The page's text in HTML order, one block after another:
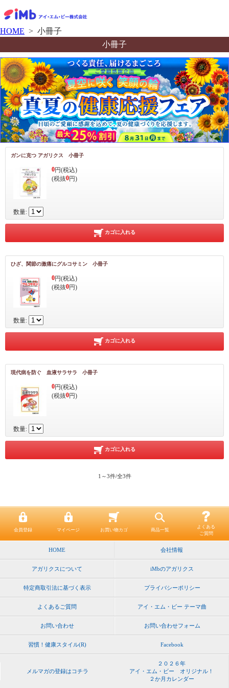
HOME > 小冊子
小冊子
ガンに克つ アガリクス 小冊子
0円(税込)
(税抜0円)
数量:
カゴに入れる
ひざ、関節の激痛にグルコサミン 小冊子
0円(税込)
(税抜0円)
数量:
カゴに入れる
現代病を防ぐ 血液サラサラ 小冊子
0円(税込)
(税抜0円)
数量:
カゴに入れる
1～3件/全3件
会員登録 マイページ お買い物カゴ 商品一覧
よくある
ご質問
HOME 会社情報
アガリクスについて iMbのアガリクス
特定商取引法に基づく表示 プライバシーポリシー
よくあるご質問 アイ・エム・ビー テーマ曲
お問い合わせ お問い合わせフォーム
習慣！健康スタイル(R) Facebook
メルマガの登録はコチラ
２０２６年
アイ・エム・ビー オリジナル！
２か月カレンダー